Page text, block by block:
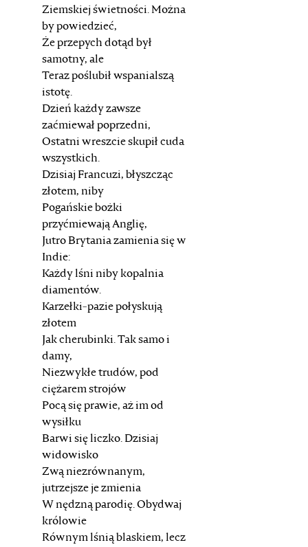
Ziemskiej świetności. Można
by powiedzieć,
Że przepych dotąd był
samotny, ale
Teraz poślubił wspanialszą
istotę.
Dzień każdy zawsze
zaćmiewał poprzedni,
Ostatni wreszcie skupił cuda
wszystkich.
Dzisiaj Francuzi, błyszcząc
złotem, niby
Pogańskie bożki
przyćmiewają Anglię,
Jutro Brytania zamienia się w
Indie:
Każdy lśni niby kopalnia
diamentów.
Karzełki-pazie połyskują
złotem
Jak cherubinki. Tak samo i
damy,
Niezwykłe trudów, pod
ciężarem strojów
Pocą się prawie, aż im od
wysiłku
Barwi się liczko. Dzisiaj
widowisko
Zwą niezrównanym,
jutrzejsze je zmienia
W nędzną parodię. Obydwaj
królowie
Równym lśnią blaskiem, lecz